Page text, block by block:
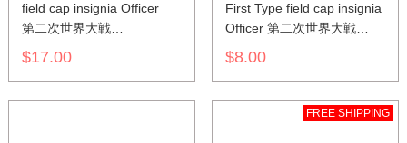
field cap insignia Officer
第二次世界大戦
日本帝国陸軍 士官
将校略帽の帽章
$17.00
First Type field cap insignia
Officer 第二次世界大戦
日本帝国海軍
一種士官略帽の帽章
$8.00
FREE SHIPPING